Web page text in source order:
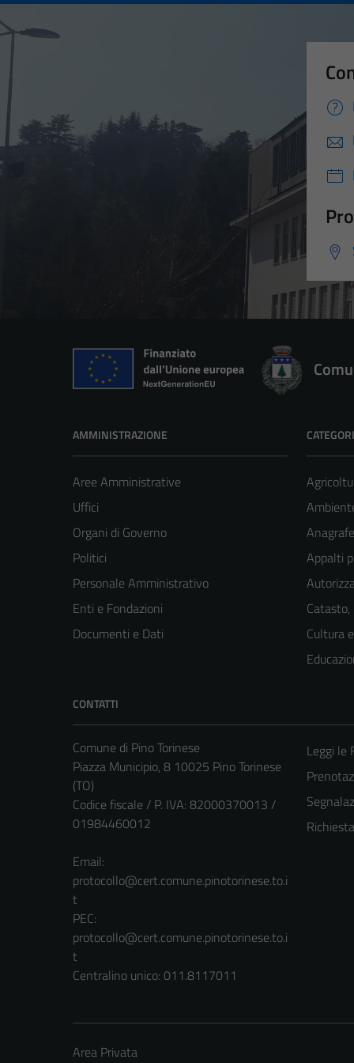
AMMINISTRAZIONE
Aree Amministrative
Uffici
Organi di Governo
Politici
Personale Amministrativo
Enti e Fondazioni
Documenti e Dati
Appalti
Catasto,
Cultura
CONTATTI
Comune di Pino Torinese
Piazza Municipio, 8 10025 Pino Torinese
(TO)
Codice fiscale / P. IVA: 82000370013 /
01984460012
Email:
protocollo@cert.comune.pinotorinese.to.i
t
PEC:
protocollo@cert.comune.pinotorinese.to.i
t
Centralino unico: 011.8117011
Leggi le
Area Privata